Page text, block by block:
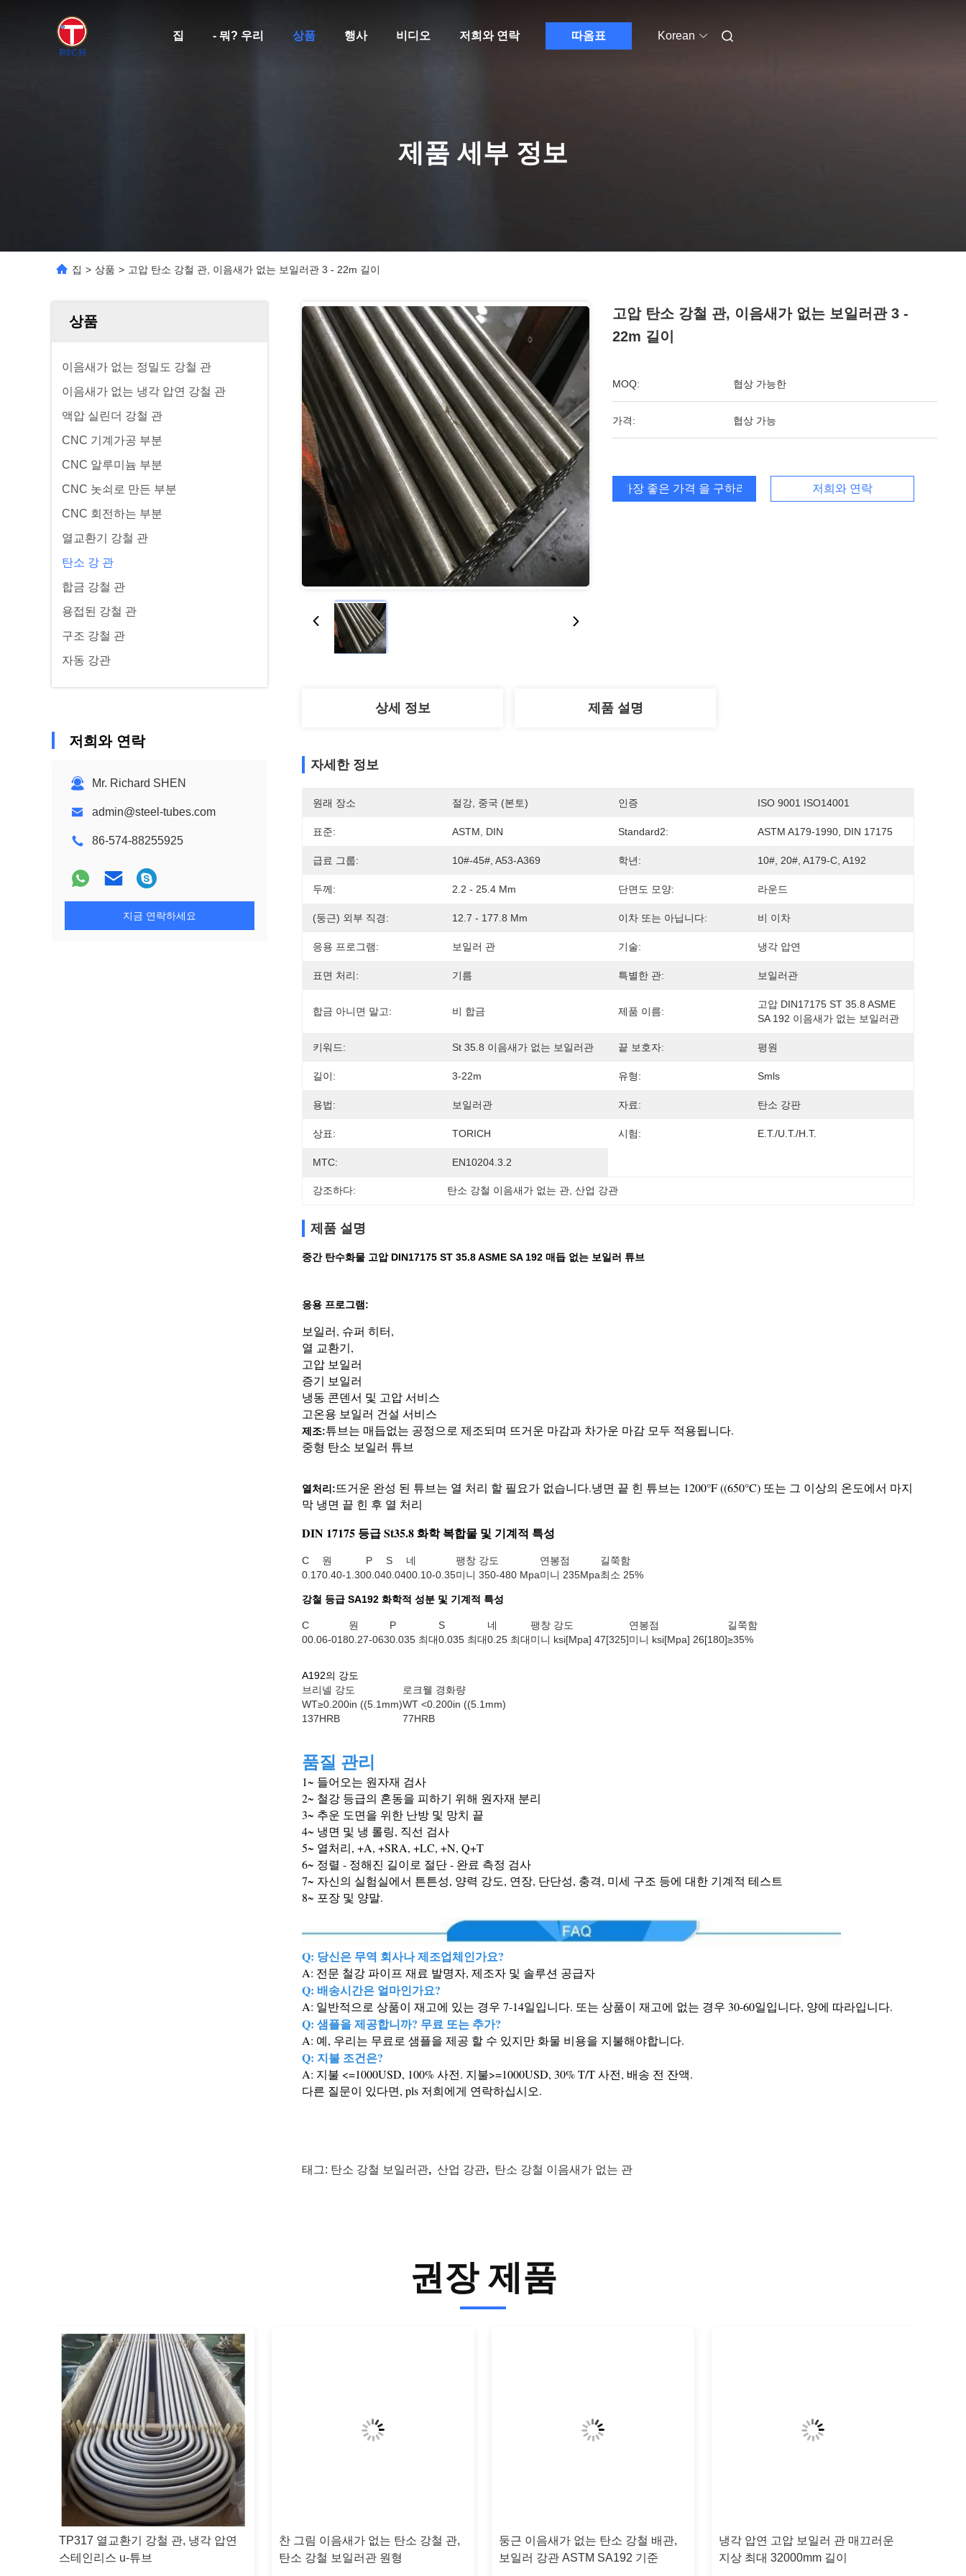
집 - 뭐? 우리 상품 행사 비디오 저희와 연락 따옴표 Korean
제품 세부 정보
집 > 상품 > 고압 탄소 강철 관, 이음새가 없는 보일러관 3 - 22m 길이
상품
이음새가 없는 정밀도 강철 관
이음새가 없는 냉각 압연 강철 관
액압 실린더 강철 관
CNC 기계가공 부분
CNC 알루미늄 부분
CNC 놋쇠로 만든 부분
CNC 회전하는 부분
열교환기 강철 관
탄소 강 관
합금 강철 관
용접된 강철 관
구조 강철 관
자동 강관
저희와 연락
Mr. Richard SHEN
admin@steel-tubes.com
86-574-88255925
지금 연락하세요
고압 탄소 강철 관, 이음새가 없는 보일러관 3 -
22m 길이
MOQ: 협상 가능한
가격: 협상 가능
가장 좋은 가격 을 구하라 저희와 연락
상세 정보 제품 설명
자세한 정보
원래 장소 절강, 중국 (본토) 인증 ISO 9001 ISO14001
표준: ASTM, DIN Standard2: ASTM A179-1990, DIN 17175
급료 그룹: 10#-45#, A53-A369 학년: 10#, 20#, A179-C, A192
두께: 2.2 - 25.4 Mm 단면도 모양: 라운드
(둥근) 외부 직경: 12.7 - 177.8 Mm 이차 또는 아닙니다: 비 이차
응용 프로그램: 보일러 관 기술: 냉각 압연
표면 처리: 기름 특별한 관: 보일러관
합금 아니면 말고: 비 합금 제품 이름:
고압 DIN17175 ST 35.8 ASME
SA 192 이음새가 없는 보일러관
키워드: St 35.8 이음새가 없는 보일러관 끝 보호자: 평원
길이: 3-22m 유형: Smls
용법: 보일러관 자료: 탄소 강판
상표: TORICH 시험: E.T./U.T./H.T.
MTC: EN10204.3.2
강조하다: 탄소 강철 이음새가 없는 관 , 산업 강관
제품 설명
중간 탄수화물 고압 DIN17175 ST 35.8 ASME SA 192 매듭 없는 보일러 튜브
응용 프로그램:
보일러, 슈퍼 히터,
열 교환기,
고압 보일러
증기 보일러
냉동 콘덴서 및 고압 서비스
고온용 보일러 건설 서비스
제조:튜브는 매듭없는 공정으로 제조되며 뜨거운 마감과 차가운 마감 모두 적용됩니다.
중형 탄소 보일러 튜브
열처리:뜨거운 완성 된 튜브는 열 처리 할 필요가 없습니다.냉면 끝 힌 튜브는 1200°F ((650°C) 또는 그 이상의 온도에서 마지
막 냉면 끝 힌 후 열 처리
DIN 17175 등급 St35.8 화학 복합물 및 기계적 특성
C 원 P S 네 팽창 강도 연봉점
길쭉함
0.170.40-1.300.040.0400.10-0.35미니 350-480 Mpa미니 235Mpa최소 25%
강철 등급 SA192 화학적 성분 및 기계적 특성
C 원 P S 네 팽창 강도 연봉점
길쭉함
00.06-0180.27-0630.035 최대0.035 최대0.25 최대미니 ksi[Mpa] 47[325]미니 ksi[Mpa] 26[180]≥35%
A192의 강도
브리넬 강도
로크웰 경화량
WT≥0.200in ((5.1mm)WT <0.200in ((5.1mm)
137HRB
77HRB
품질 관리
1~ 들어오는 원자재 검사
2~ 철강 등급의 혼동을 피하기 위해 원자재 분리
3~ 추운 도면을 위한 난방 및 망치 끝
4~ 냉면 및 냉 롤링, 직선 검사
5~ 열처리, +A, +SRA, +LC, +N, Q+T
6~ 정렬 - 정해진 길이로 절단 - 완료 측정 검사
7~ 자신의 실험실에서 튼튼성, 양력 강도, 연장, 단단성, 충격, 미세 구조 등에 대한 기계적 테스트
8~ 포장 및 양말.
Q: 당신은 무역 회사나 제조업체인가요?
A: 전문 철강 파이프 재료 발명자, 제조자 및 솔루션 공급자
Q: 배송시간은 얼마인가요?
A: 일반적으로 상품이 재고에 있는 경우 7-14일입니다. 또는 상품이 재고에 없는 경우 30-60일입니다, 양에 따라입니다.
Q: 샘플을 제공합니까? 무료 또는 추가?
A: 예, 우리는 무료로 샘플을 제공 할 수 있지만 화물 비용을 지불해야합니다.
Q: 지불 조건은?
A: 지불 <=1000USD, 100% 사전. 지불>=1000USD, 30% T/T 사전, 배송 전 잔액.
다른 질문이 있다면, pls 저희에게 연락하십시오.
태그: 탄소 강철 보일러관, 산업 강관, 탄소 강철 이음새가 없는 관
권장 제품
TP317 열교환기 강철 관, 냉각 압연
스테인리스 u-튜브
찬 그림 이음새가 없는 탄소 강철 관,
탄소 강철 보일러관 원형
둥근 이음새가 없는 탄소 강철 배관,
보일러 강관 ASTM SA192 기준
냉각 압연 고압 보일러 관 매끄러운
지상 최대 32000mm 길이